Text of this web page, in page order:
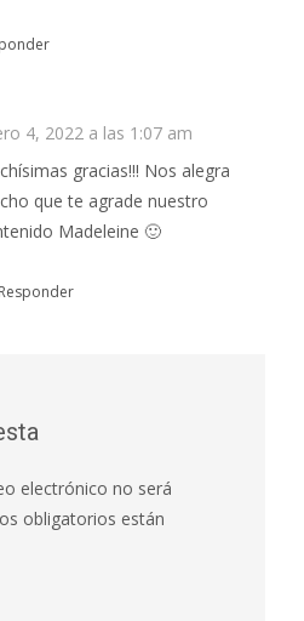
4, 2022 a las 1:07 am
gracias!!! Nos alegra
que te agrade nuestro
Madeleine 🙂
Responder
electrónico no será
obligatorios están